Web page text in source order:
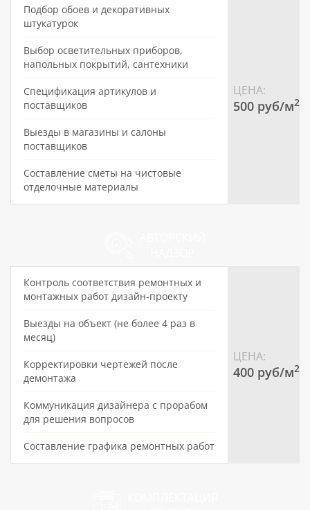
Подбор обоев и декоративных
штукатурок
Выбор осветительных приборов,
напольных покрытий, сантехники
Спецификация артикулов и
поставщиков
Выезды в магазины и салоны
поставщиков
Составление сметы на чистовые
отделочные материалы
ЦЕНА:
500 pуб/м2
Контроль соответствия ремонтных и
монтажных работ дизайн-проекту
Выезды на объект (не более 4 раз в
месяц)
Корректировки чертежей после
демонтажа
Коммуникация дизайнера с прорабом
для решения вопросов
Составление графика ремонтных работ
ЦЕНА:
400 pуб/м2